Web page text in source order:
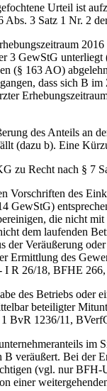
Urteil ist
3 Satz 1 Nr. 2
GewStG
(§ 163 AO)
dass sich B
des Anteils an
(dazu b). Eine
Recht nach § 7
des
GewStG)
die nicht
dem laufenden
Veräußerung
Ermittlung des
I R 26/18, BFHE
Betriebs oder
beteiligter
1 BvR 1236/11,
im
veräußert. Bei der
(vgl. nur
einer